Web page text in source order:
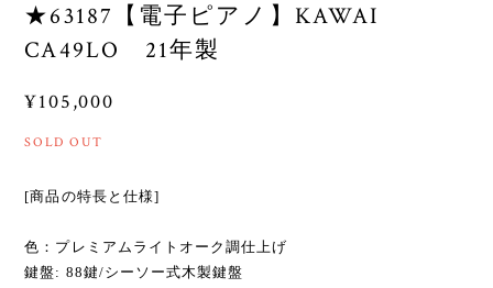
★63187【電子ピアノ】KAWAI
CA49LO 21年製
¥105,000
SOLD OUT
[商品の特長と仕様]
色：プレミアムライトオーク調仕上げ
鍵盤: 88鍵/シーソー式木製鍵盤